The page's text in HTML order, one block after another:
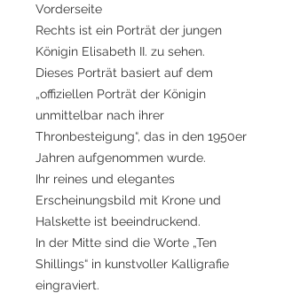
Vorderseite
Rechts ist ein Porträt der jungen
Königin Elisabeth II. zu sehen.
Dieses Porträt basiert auf dem
„offiziellen Porträt der Königin
unmittelbar nach ihrer
Thronbesteigung“, das in den 1950er
Jahren aufgenommen wurde.
Ihr reines und elegantes
Erscheinungsbild mit Krone und
Halskette ist beeindruckend.
In der Mitte sind die Worte „Ten
Shillings“ in kunstvoller Kalligrafie
eingraviert.